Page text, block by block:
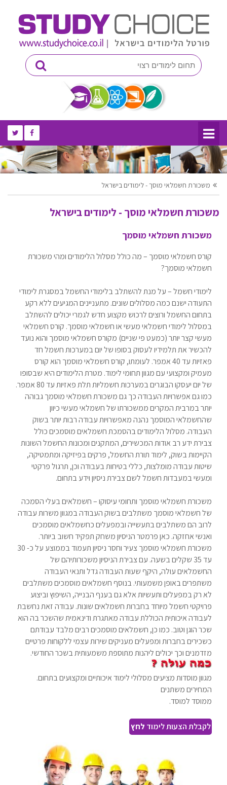
משכורת חשמלאי מוסך - לימודים בישראל
משכורת חשמלאי מוסך - לימודים בישראל
משכורת חשמלאי מוסמך
קורס חשמלאי מוסמך – מה כולל מסלול הלימודים ומהי משכורת
חשמלאי מוסמך?
לימודי חשמל – על מנת להשתלב בלימודי החשמל במסגרת לימודי
התעודה ישנם כמה מסלולים שונים. מתעניינים המגיעים ללא רקע
בתחום החשמל ורוצים לרכוש מקצוע חדש לגמרי יכולים להשתלב
במסלול לימודי חשמלאי מעשי או חשמלאי מוסמך. קורס חשמלאי
מעשי קצר יותר (כמעט פי שניים) מקורס חשמלאי מוסמך והוא נועד
להכשיר את תלמידיו לעסוק בסופו של יום במערכות חשמל חד
פאזיות עד 40 אמפר. לעומתו, קורס חשמלאי מוסמך הוא קורס
מעמיק ומקצועי עם מגוון תחומי לימוד. מטרת הלימודים היא שבסופו
של יום יעסקו הבוגרים במערכות חשמליות תלת פאזיות עד 80 אמפר.
כמו גם אפשרויות העבודה כך גם משכורת חשמלאי מוסמך גבוהה
יותר במרבית המקרים ממשכורתו של חשמלאי מעשי כיוון
שהחשמלאי המוסמך נהנה מאפשרויות עבודה רבות יותר בשוק
העבודה. מסלול הלימודים בהסמכת חשמלאים מוסמכים כולל
צבירת ידע רב אודות המכשירים, המתקנים ומכונות החשמל השונות
הקיימות בשוק, לימוד תורת החשמל, פרקים בפיזיקה ומתמטיקה,
שיטות עבודה מומלצות, כללי בטיחות בעבודה וכן, תרגול פרקטי
ומעשי במעבדות חשמל לשם צבירת ניסיון וידע בתחום.
משכורת חשמלאי מוסמך ותחומי עיסוקו – חשמלאים בעלי הסמכה
של חשמלאי מוסמך משתלבים בשוק העבודה במגוון משרות עבודה
לרוב הם משתלבים בתעשייה ובמפעלים כחשמלאים מוסמכים
ואנשי אחזקה. כאן פרמטר הניסיון משחק תפקיד חשוב ביותר.
משכורת חשמלאי מוסמך צעיר וחסר ניסיון תעמוד בממוצע על כ- 30
עד 35 שקלים בשעה. עם צבירת הניסיון משכורותיהם של
החשמלאים עולה, היקף שעות העבודה גדל ותנאי העבודה
משתפרים באופן משמעותי. בנוסף חשמלאים מוסמכים משתלבים
לא רק במפעלים ותעשיות אלא גם בענף הבנייה, השיפוץ וביצוע
פרויקטי חשמל מיוחד בחברות חשמלאים שונות. עבודה זאת נחשבת
לעבודה איכותית הכוללת עבודה מאתגרת ודינאמית שהשכר בה הוא
שכר הוגן וטוב. כמו כן, חשמלאים מוסמכים רבים מלבד עבודתם
כשכירים בחברות ומפעלים מעניקים שירות עצמי ללקוחות פרטיים
מזדמנים וכך יכולים ליהנות מתוספת משמעותית בשכר החודשי.
מגוון מוסדות מציעים מסלולי לימוד איכותיים ומקצועים בתחום.
המחירים משתנים
ממוסד למוסד.
לקבלת הצעות לימוד לחץ